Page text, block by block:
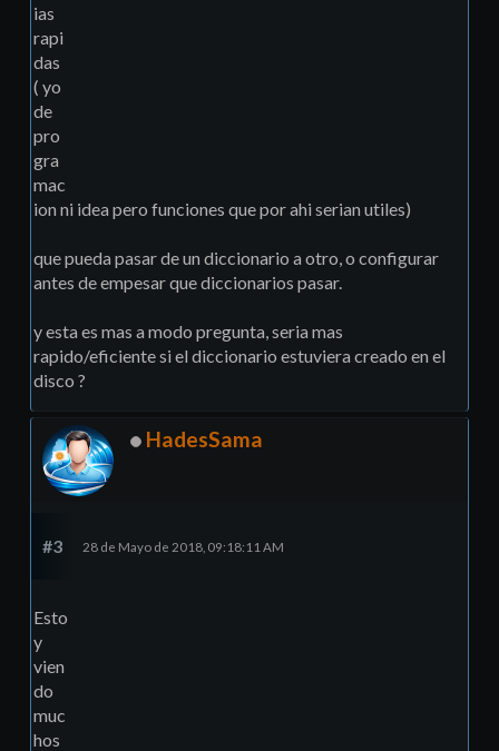
ias
rapi
das
( yo
de
pro
gra
mac
ion ni idea pero funciones que por ahi serian utiles)
que pueda pasar de un diccionario a otro, o configurar
antes de empesar que diccionarios pasar.
y esta es mas a modo pregunta, seria mas
rapido/eficiente si el diccionario estuviera creado en el
disco ?
HadesSama
#3 28 de Mayo de 2018, 09:18:11 AM
Esto
y
vien
do
muc
hos